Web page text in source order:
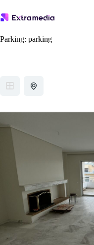
στο
περιεχόμενο
Parking: parking